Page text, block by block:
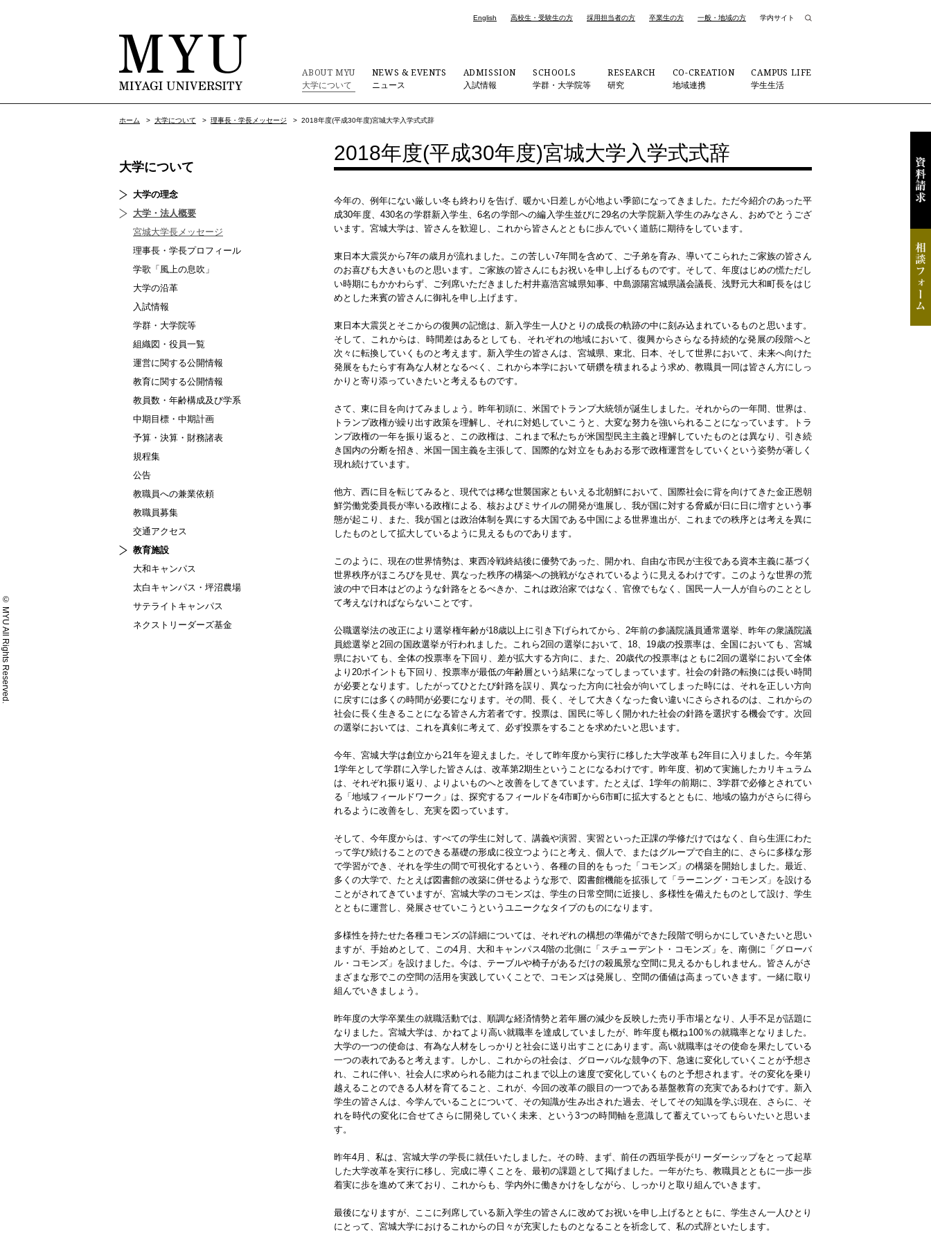
English 高校生・受験生の方 採用担当者の方 卒業生の方 一般・地域の方 学内サイト
ABOUT MYU
大学について
NEWS & EVENTS
ニュース
ADMISSION
入試情報
SCHOOLS
学群・大学院等
RESEARCH
研究
CO-CREATION
地域連携
CAMPUS LIFE
学生生活
ホーム > 大学について > 理事長・学長メッセージ > 2018年度(平成30年度)宮城大学入学式式辞
2018年度(平成30年度)宮城大学入学式式辞
今年の、例年にない厳しい冬も終わりを告げ、暖かい日差しが心地よい季節になってきました。ただ今紹介のあった平
成30年度、430名の学群新入学生、6名の学部への編入学生並びに29名の大学院新入学生のみなさん、おめでとうござ
います。宮城大学は、皆さんを歓迎し、これから皆さんとともに歩んでいく道筋に期待をしています。
東日本大震災から7年の歳月が流れました。この苦しい7年間を含めて、ご子弟を育み、導いてこられたご家族の皆さん
のお喜びも大きいものと思います。ご家族の皆さんにもお祝いを申し上げるものです。そして、年度はじめの慌ただし
い時期にもかかわらず、ご列席いただきました村井嘉浩宮城県知事、中島源陽宮城県議会議長、浅野元大和町長をはじ
めとした来賓の皆さんに御礼を申し上げます。
東日本大震災とそこからの復興の記憶は、新入学生一人ひとりの成長の軌跡の中に刻み込まれているものと思います。
そして、これからは、時間差はあるとしても、それぞれの地域において、復興からさらなる持続的な発展の段階へと
次々に転換していくものと考えます。新入学生の皆さんは、宮城県、東北、日本、そして世界において、未来へ向けた
発展をもたらす有為な人材となるべく、これから本学において研鑽を積まれるよう求め、教職員一同は皆さん方にしっ
かりと寄り添っていきたいと考えるものです。
さて、東に目を向けてみましょう。昨年初頭に、米国でトランプ大統領が誕生しました。それからの一年間、世界は、
トランプ政権が繰り出す政策を理解し、それに対処していこうと、大変な努力を強いられることになっています。トラ
ンプ政権の一年を振り返ると、この政権は、これまで私たちが米国型民主主義と理解していたものとは異なり、引き続
き国内の分断を招き、米国一国主義を主張して、国際的な対立をもあおる形で政権運営をしていくという姿勢が著しく
現れ続けています。
他方、西に目を転じてみると、現代では稀な世襲国家ともいえる北朝鮮において、国際社会に背を向けてきた金正恩朝
鮮労働党委員長が率いる政権による、核およびミサイルの開発が進展し、我が国に対する脅威が日に日に増すという事
態が起こり、また、我が国とは政治体制を異にする大国である中国による世界進出が、これまでの秩序とは考えを異に
したものとして拡大しているように見えるものであります。
このように、現在の世界情勢は、東西冷戦終結後に優勢であった、開かれ、自由な市民が主役である資本主義に基づく
世界秩序がほころびを見せ、異なった秩序の構築への挑戦がなされているように見えるわけです。このような世界の荒
波の中で日本はどのような針路をとるべきか、これは政治家ではなく、官僚でもなく、国民一人一人が自らのこととし
て考えなければならないことです。
公職選挙法の改正により選挙権年齢が18歳以上に引き下げられてから、2年前の参議院議員通常選挙、昨年の衆議院議
員総選挙と2回の国政選挙が行われました。これら2回の選挙において、18、19歳の投票率は、全国においても、宮城
県においても、全体の投票率を下回り、差が拡大する方向に、また、20歳代の投票率はともに2回の選挙において全体
より20ポイントも下回り、投票率が最低の年齢層という結果になってしまっています。社会の針路の転換には長い時間
が必要となります。したがってひとたび針路を誤り、異なった方向に社会が向いてしまった時には、それを正しい方向
に戻すには多くの時間が必要になります。その間、長く、そして大きくなった食い違いにさらされるのは、これからの
社会に長く生きることになる皆さん方若者です。投票は、国民に等しく開かれた社会の針路を選択する機会です。次回
の選挙においては、これを真剣に考えて、必ず投票をすることを求めたいと思います。
今年、宮城大学は創立から21年を迎えました。そして昨年度から実行に移した大学改革も2年目に入りました。今年第
1学年として学群に入学した皆さんは、改革第2期生ということになるわけです。昨年度、初めて実施したカリキュラム
は、それぞれ振り返り、よりよいものへと改善をしてきています。たとえば、1学年の前期に、3学群で必修とされてい
る「地域フィールドワーク」は、探究するフィールドを4市町から6市町に拡大するとともに、地域の協力がさらに得ら
れるように改善をし、充実を図っています。
そして、今年度からは、すべての学生に対して、講義や演習、実習といった正課の学修だけではなく、自ら生涯にわた
って学び続けることのできる基礎の形成に役立つようにと考え、個人で、またはグループで自主的に、さらに多様な形
で学習ができ、それを学生の間で可視化するという、各種の目的をもった「コモンズ」の構築を開始しました。最近、
多くの大学で、たとえば図書館の改築に併せるような形で、図書館機能を拡張して「ラーニング・コモンズ」を設ける
ことがされてきていますが、宮城大学のコモンズは、学生の日常空間に近接し、多様性を備えたものとして設け、学生
とともに運営し、発展させていこうというユニークなタイプのものになります。
多様性を持たせた各種コモンズの詳細については、それぞれの構想の準備ができた段階で明らかにしていきたいと思い
ますが、手始めとして、この4月、大和キャンパス4階の北側に「スチューデント・コモンズ」を、南側に「グローバ
ル・コモンズ」を設けました。今は、テーブルや椅子があるだけの殺風景な空間に見えるかもしれません。皆さんがさ
まざまな形でこの空間の活用を実践していくことで、コモンズは発展し、空間の価値は高まっていきます。一緒に取り
組んでいきましょう。
昨年度の大学卒業生の就職活動では、順調な経済情勢と若年層の減少を反映した売り手市場となり、人手不足が話題に
なりました。宮城大学は、かねてより高い就職率を達成していましたが、昨年度も概ね100％の就職率となりました。
大学の一つの使命は、有為な人材をしっかりと社会に送り出すことにあります。高い就職率はその使命を果たしている
一つの表れであると考えます。しかし、これからの社会は、グローバルな競争の下、急速に変化していくことが予想さ
れ、これに伴い、社会人に求められる能力はこれまで以上の速度で変化していくものと予想されます。その変化を乗り
越えることのできる人材を育てること、これが、今回の改革の眼目の一つである基盤教育の充実であるわけです。新入
学生の皆さんは、今学んでいることについて、その知識が生み出された過去、そしてその知識を学ぶ現在、さらに、そ
れを時代の変化に合せてさらに開発していく未来、という3つの時間軸を意識して蓄えていってもらいたいと思いま
す。
昨年4月、私は、宮城大学の学長に就任いたしました。その時、まず、前任の西垣学長がリーダーシップをとって起草
した大学改革を実行に移し、完成に導くことを、最初の課題として掲げました。一年がたち、教職員とともに一歩一歩
着実に歩を進めて来ており、これからも、学内外に働きかけをしながら、しっかりと取り組んでいきます。
最後になりますが、ここに列席している新入学生の皆さんに改めてお祝いを申し上げるとともに、学生さん一人ひとり
にとって、宮城大学におけるこれからの日々が充実したものとなることを祈念して、私の式辞といたします。
大学について
大学の理念
大学・法人概要
宮城大学長メッセージ
理事長・学長プロフィール
学歌「風上の息吹」
大学の沿革
入試情報
学群・大学院等
組織図・役員一覧
運営に関する公開情報
教育に関する公開情報
教員数・年齢構成及び学系
中期目標・中期計画
予算・決算・財務諸表
規程集
公告
教職員への兼業依頼
教職員募集
交通アクセス
教育施設
大和キャンパス
太白キャンパス・坪沼農場
サテライトキャンパス
ネクストリーダーズ基金
© MYU All Rights Reserved.